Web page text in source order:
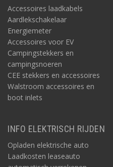
Accessoires laadkabels
Aardlekschakelaar
Energiemeter
Accessoires voor EV
Campingstekkers en
campingsnoeren
CEE stekkers en accessoires
Walstroom accessoires en
boot inlets
INFO ELEKTRISCH RIJDEN
Opladen elektrische auto
Laadkosten leaseauto